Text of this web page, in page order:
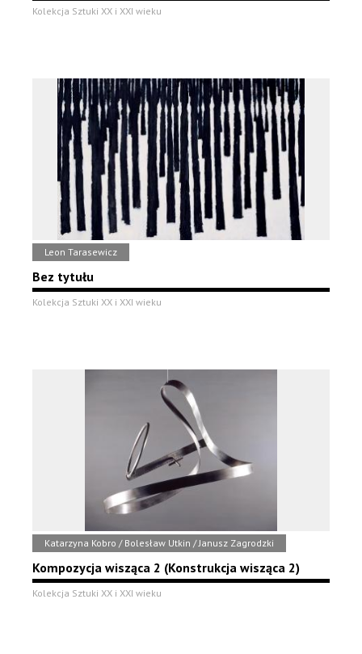
Kolekcja Sztuki XX i XXI wieku
Leon Tarasewicz
Bez tytułu
Kolekcja Sztuki XX i XXI wieku
Katarzyna Kobro / Bolesław Utkin / Janusz Zagrodzki
Kompozycja wisząca 2 (Konstrukcja wisząca 2)
Kolekcja Sztuki XX i XXI wieku